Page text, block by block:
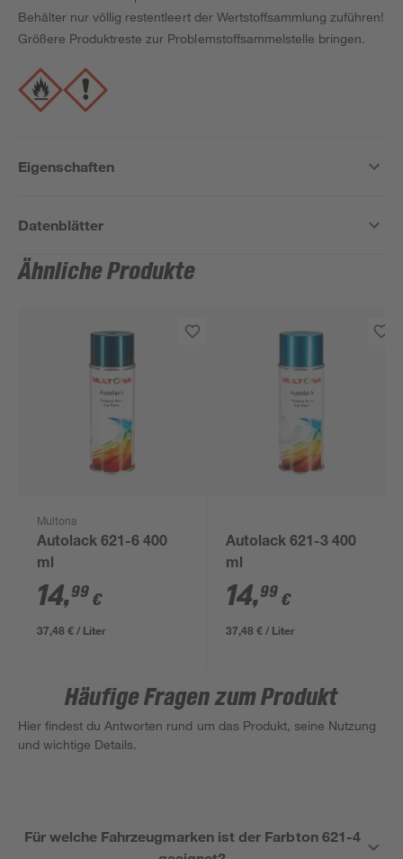
Behälter nur völlig restentleert der Wertstoffsammlung zuführen!
Größere Produktreste zur Problemstoffsammelstelle bringen.
Eigenschaften
Datenblätter
Ähnliche Produkte
Multona
Autolack 621-6 400
ml
14,99 €
37,48 € / Liter
Autolack 621-3 400
ml
14,99 €
37,48 € / Liter
Häufige Fragen zum Produkt
Hier findest du Antworten rund um das Produkt, seine Nutzung
und wichtige Details.
Für welche Fahrzeugmarken ist der Farbton 621-4